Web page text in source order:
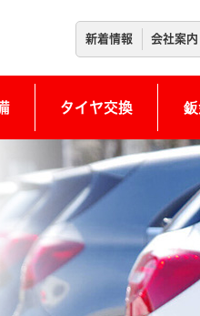
新着情報 会社案内
タイヤ交換